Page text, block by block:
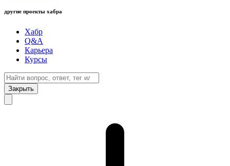
другие проекты хабра
Хабр
Q&A
Карьера
Курсы
Закрыть